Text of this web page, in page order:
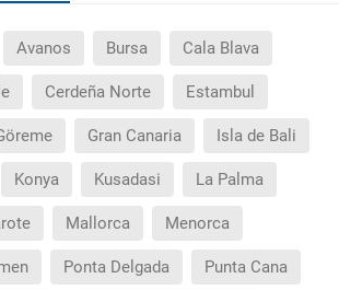
Avanos Bursa Cala Blava
Cerdeña Norte Estambul
Gran Canaria Isla de Bali
Konya Kusadasi La Palma
Mallorca Menorca
Ponta Delgada Punta Cana